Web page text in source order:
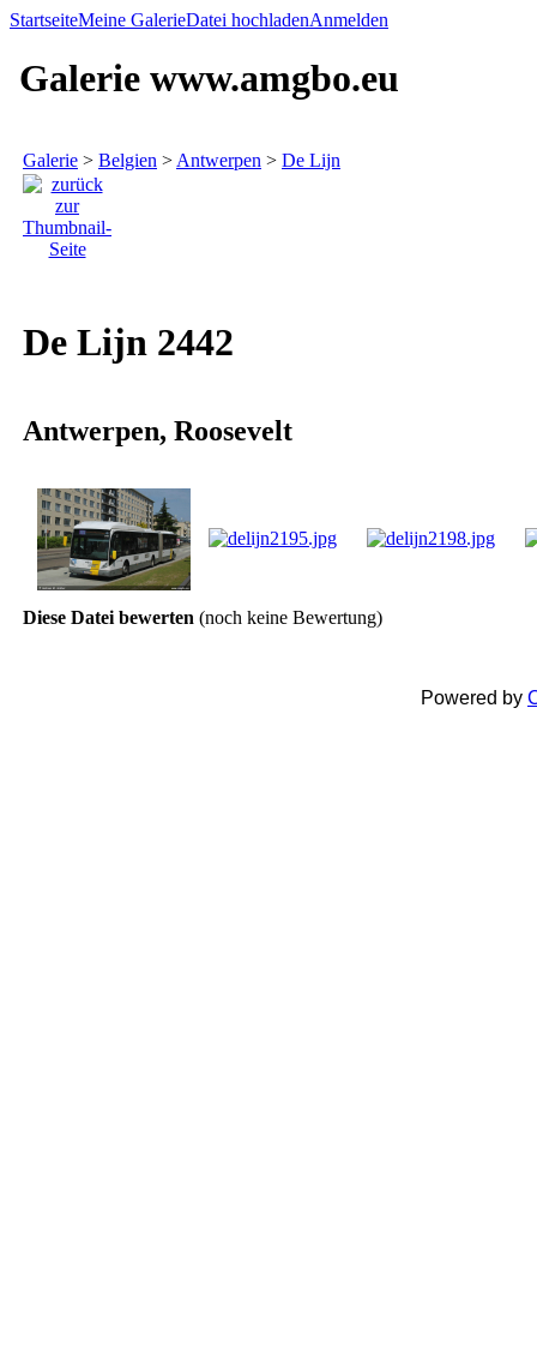
StartseiteMeine GalerieDatei hochladenAnmelden
Galerie www.amgbo.eu
Galerie > Belgien > Antwerpen > De Lijn
De Lijn 2442
Antwerpen, Roosevelt
Diese Datei bewerten (noch keine Bewertung)
Powered by